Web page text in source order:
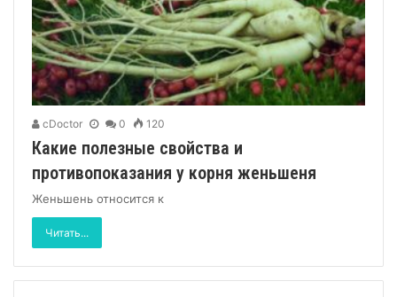
cDoctor 0 120
Какие полезные свойства и
противопоказания у корня женьшеня
Женьшень относится к
Читать...